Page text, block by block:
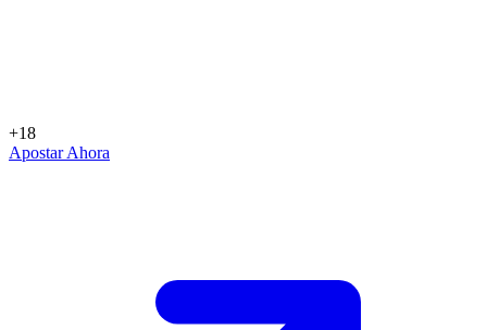
+18
Apostar Ahora